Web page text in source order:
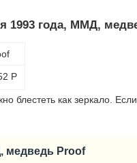
1993 года, ММД,
Р
блестеть как зеркало.
медведь Proof